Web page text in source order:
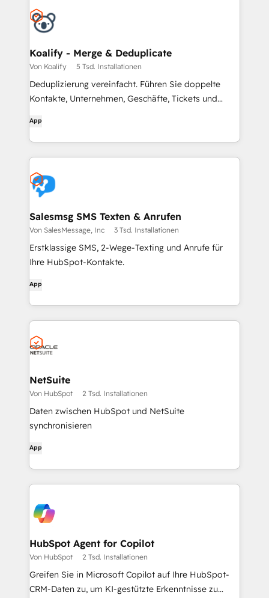
Koalify - Merge & Deduplicate
Von Koalify 5 Tsd. Installationen
Deduplizierung vereinfacht. Führen Sie doppelte
Kontakte, Unternehmen, Geschäfte, Tickets und
App
Salesmsg SMS Texten & Anrufen
Von SalesMessage, Inc 3 Tsd. Installationen
Erstklassige SMS, 2-Wege-Texting und Anrufe für
Ihre HubSpot-Kontakte.
App
NetSuite
Von HubSpot 2 Tsd. Installationen
Daten zwischen HubSpot und NetSuite
synchronisieren
App
HubSpot Agent for Copilot
Von HubSpot 2 Tsd. Installationen
Greifen Sie in Microsoft Copilot auf Ihre HubSpot-
CRM-Daten zu, um KI-gestützte Erkenntnisse zu